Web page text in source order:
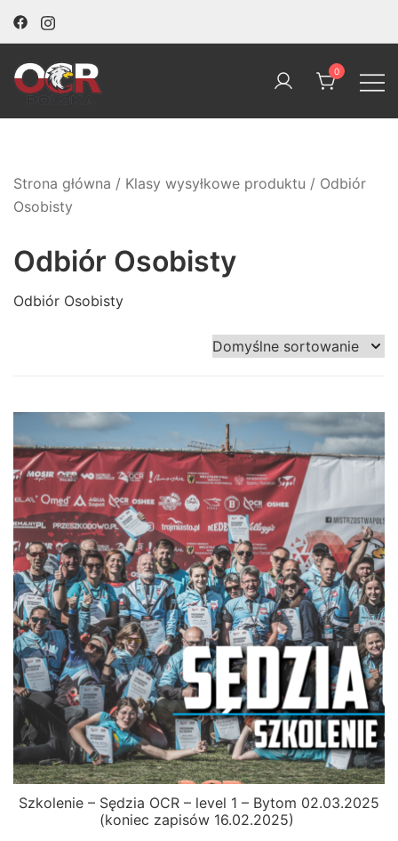
Skip
OCR Polska
0
Strona główna / Klasy wysyłkowe produktu / Odbiór
Osobisty
Odbiór Osobisty
Odbiór Osobisty
Szkolenie – Sędzia OCR – level 1 – Bytom 02.03.2025
(koniec zapisów 16.02.2025)